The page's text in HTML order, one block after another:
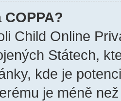
Child Online
Státech,
kde je
je méně